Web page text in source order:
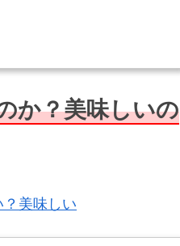
か？美味しいの
美味しい